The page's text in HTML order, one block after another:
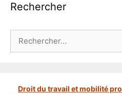
Rechercher
Droit du travail et mobilité